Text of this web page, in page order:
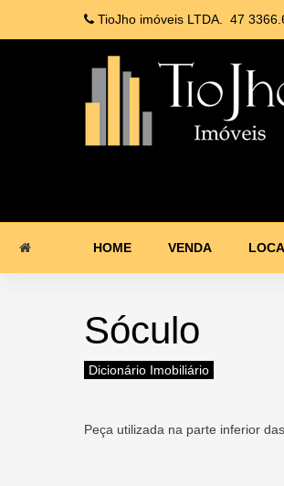
TioJho imóveis LTDA. 47
HOME VENDA
Sóculo
Dicionário Imobiliário
Peça utilizada na parte inferior